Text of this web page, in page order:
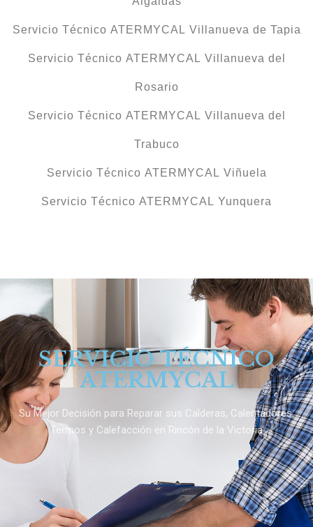
Servicio Técnico ATERMYCAL Villanueva de Tapia
Servicio Técnico ATERMYCAL Villanueva del
Rosario
Servicio Técnico ATERMYCAL Villanueva del
Trabuco
Servicio Técnico ATERMYCAL Viñuela
Servicio Técnico ATERMYCAL Yunquera
SERVICIO TÉCNICO
ATERMYCAL
Su Mejor Decisión para Reparar sus Calderas, Calentadores,
Termos y Calefacción en Rincón de la Victoria